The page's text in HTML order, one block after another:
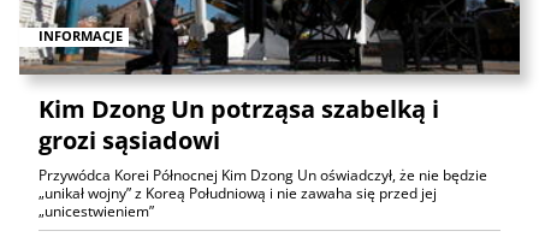
INFORMACJE
Kim Dzong Un potrząsa szabelką i
grozi sąsiadowi
Przywódca Korei Północnej Kim Dzong Un oświadczył, że nie będzie
„unikał wojny” z Koreą Południową i nie zawaha się przed jej
„unicestwieniem”